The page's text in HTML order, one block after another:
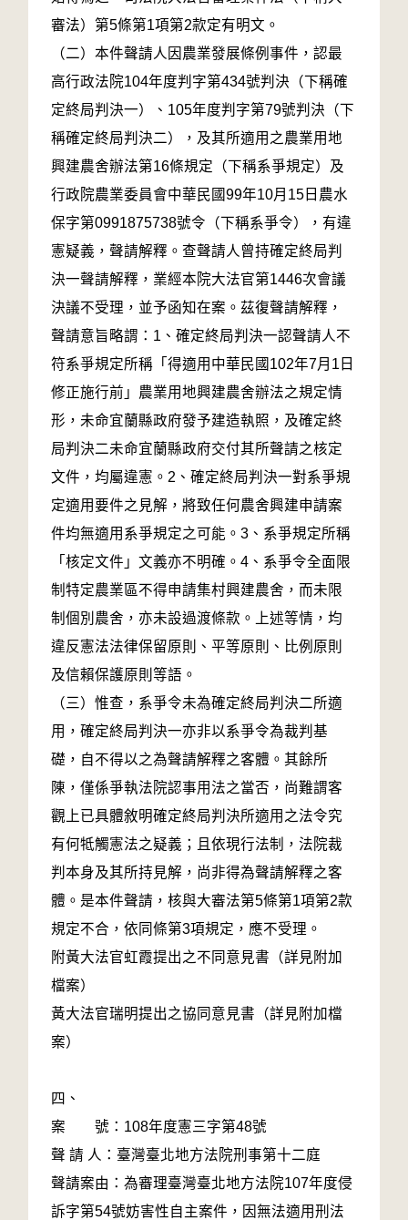
審法）第5條第1項第2款定有明文。
（二）本件聲請人因農業發展條例事件，認最
高行政法院104年度判字第434號判決（下稱確
定終局判決一）、105年度判字第79號判決（下
稱確定終局判決二），及其所適用之農業用地
興建農舍辦法第16條規定（下稱系爭規定）及
行政院農業委員會中華民國99年10月15日農水
保字第0991875738號令（下稱系爭令），有違
憲疑義，聲請解釋。查聲請人曾持確定終局判
決一聲請解釋，業經本院大法官第1446次會議
決議不受理，並予函知在案。茲復聲請解釋，
聲請意旨略謂：1、確定終局判決一認聲請人不
符系爭規定所稱「得適用中華民國102年7月1日
修正施行前」農業用地興建農舍辦法之規定情
形，未命宜蘭縣政府發予建造執照，及確定終
局判決二未命宜蘭縣政府交付其所聲請之核定
文件，均屬違憲。2、確定終局判決一對系爭規
定適用要件之見解，將致任何農舍興建申請案
件均無適用系爭規定之可能。3、系爭規定所稱
「核定文件」文義亦不明確。4、系爭令全面限
制特定農業區不得申請集村興建農舍，而未限
制個別農舍，亦未設過渡條款。上述等情，均
違反憲法法律保留原則、平等原則、比例原則
及信賴保護原則等語。
（三）惟查，系爭令未為確定終局判決二所適
用，確定終局判決一亦非以系爭令為裁判基
礎，自不得以之為聲請解釋之客體。其餘所
陳，僅係爭執法院認事用法之當否，尚難謂客
觀上已具體敘明確定終局判決所適用之法令究
有何牴觸憲法之疑義；且依現行法制，法院裁
判本身及其所持見解，尚非得為聲請解釋之客
體。是本件聲請，核與大審法第5條第1項第2款
規定不合，依同條第3項規定，應不受理。
附黃大法官虹霞提出之不同意見書（詳見附加
檔案）
黃大法官瑞明提出之協同意見書（詳見附加檔
案）
四、
案 號：108年度憲三字第48號
聲 請 人：臺灣臺北地方法院刑事第十二庭
聲請案由：為審理臺灣臺北地方法院107年度侵
訴字第54號妨害性自主案件，因無法適用刑法